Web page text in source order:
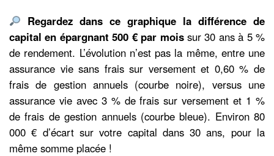
Regardez dans ce graphique la différence de
capital en épargnant 500 € par moissur 30 ans à 5 %
de rendement. L’évolution n’est pas la même, entre une
assurance vie sans frais sur versement et 0,60 % de
frais de gestion annuels (courbe noire), versus une
assurance vie avec 3 % de frais sur versement et 1 %
de frais de gestion annuels (courbe bleue). Environ 80
000 € d’écart sur votre capital dans 30 ans, pour la
même somme placée !